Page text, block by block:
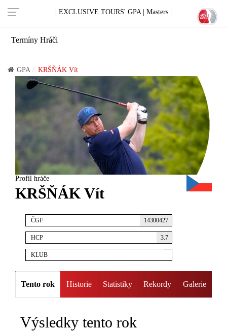
| EXCLUSIVE TOURS' GPA | Masters |
Termíny Hráči
GPA KRŠŇÁK Vít
Profil hráče
KRŠŇÁK Vít
ČGF 14300427
HCP 3.7
KLUB
Tento rok Historie Statistiky Rekordy Galerie
Výsledky tento rok